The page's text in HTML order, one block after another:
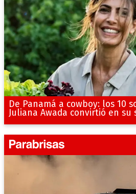
De Panamá a cowboy: los 10
Juliana Awada convirtió en